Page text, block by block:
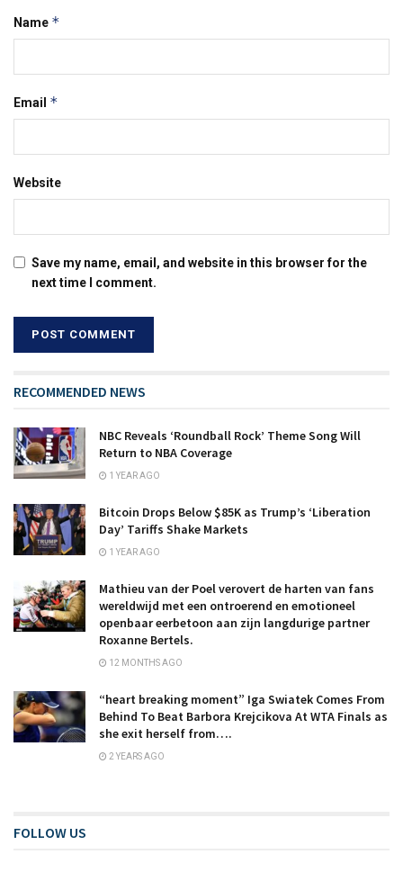
Name *
Email *
Website
Save my name, email, and website in this browser for the
next time I comment.
RECOMMENDED NEWS
NBC Reveals ‘Roundball Rock’ Theme Song Will
Return to NBA Coverage
1 YEAR AGO
Bitcoin Drops Below $85K as Trump’s ‘Liberation
Day’ Tariffs Shake Markets
1 YEAR AGO
Mathieu van der Poel verovert de harten van fans
wereldwijd met een ontroerend en emotioneel
openbaar eerbetoon aan zijn langdurige partner
Roxanne Bertels.
12 MONTHS AGO
“heart breaking moment” Iga Swiatek Comes From
Behind To Beat Barbora Krejcikova At WTA Finals as
she exit herself from….
2 YEARS AGO
FOLLOW US